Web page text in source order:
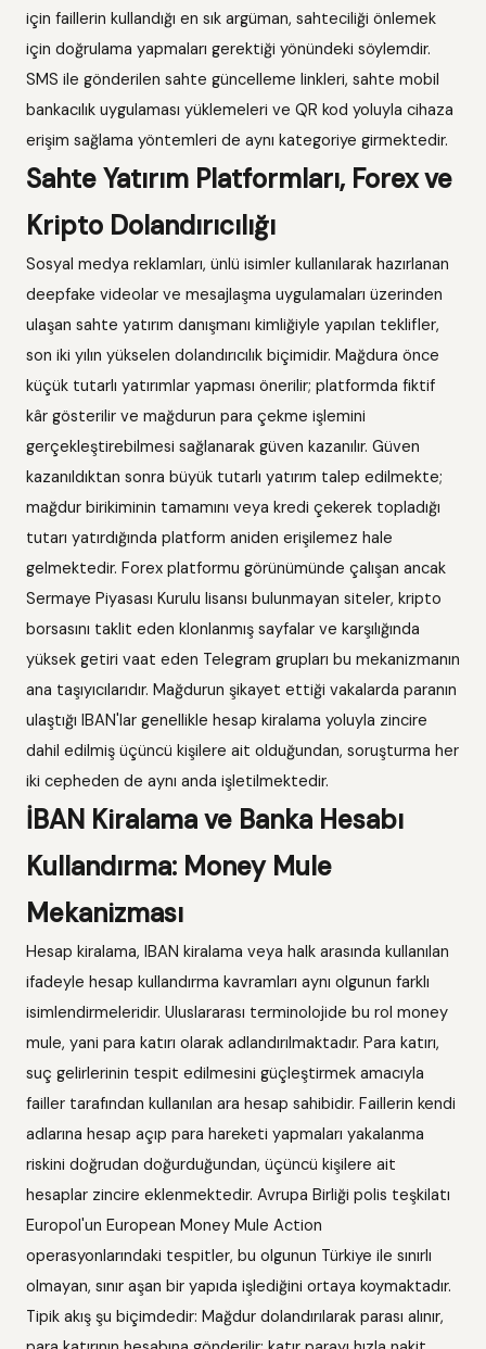
için faillerin kullandığı en sık argüman, sahteciliği önlemek
için doğrulama yapmaları gerektiği yönündeki söylemdir.
SMS ile gönderilen sahte güncelleme linkleri, sahte mobil
bankacılık uygulaması yüklemeleri ve QR kod yoluyla cihaza
erişim sağlama yöntemleri de aynı kategoriye girmektedir.
Sahte Yatırım Platformları, Forex ve
Kripto Dolandırıcılığı
Sosyal medya reklamları, ünlü isimler kullanılarak hazırlanan
deepfake videolar ve mesajlaşma uygulamaları üzerinden
ulaşan sahte yatırım danışmanı kimliğiyle yapılan teklifler,
son iki yılın yükselen dolandırıcılık biçimidir. Mağdura önce
küçük tutarlı yatırımlar yapması önerilir; platformda fiktif
kâr gösterilir ve mağdurun para çekme işlemini
gerçekleştirebilmesi sağlanarak güven kazanılır. Güven
kazanıldıktan sonra büyük tutarlı yatırım talep edilmekte;
mağdur birikiminin tamamını veya kredi çekerek topladığı
tutarı yatırdığında platform aniden erişilemez hale
gelmektedir. Forex platformu görünümünde çalışan ancak
Sermaye Piyasası Kurulu lisansı bulunmayan siteler, kripto
borsasını taklit eden klonlanmış sayfalar ve karşılığında
yüksek getiri vaat eden Telegram grupları bu mekanizmanın
ana taşıyıcılarıdır. Mağdurun şikayet ettiği vakalarda paranın
ulaştığı IBAN'lar genellikle hesap kiralama yoluyla zincire
dahil edilmiş üçüncü kişilere ait olduğundan, soruşturma her
iki cepheden de aynı anda işletilmektedir.
İBAN Kiralama ve Banka Hesabı
Kullandırma: Money Mule
Mekanizması
Hesap kiralama, IBAN kiralama veya halk arasında kullanılan
ifadeyle hesap kullandırma kavramları aynı olgunun farklı
isimlendirmeleridir. Uluslararası terminolojide bu rol money
mule, yani para katırı olarak adlandırılmaktadır. Para katırı,
suç gelirlerinin tespit edilmesini güçleştirmek amacıyla
failler tarafından kullanılan ara hesap sahibidir. Faillerin kendi
adlarına hesap açıp para hareketi yapmaları yakalanma
riskini doğrudan doğurduğundan, üçüncü kişilere ait
hesaplar zincire eklenmektedir. Avrupa Birliği polis teşkilatı
Europol'un European Money Mule Action
operasyonlarındaki tespitler, bu olgunun Türkiye ile sınırlı
olmayan, sınır aşan bir yapıda işlediğini ortaya koymaktadır.
Tipik akış şu biçimdedir: Mağdur dolandırılarak parası alınır,